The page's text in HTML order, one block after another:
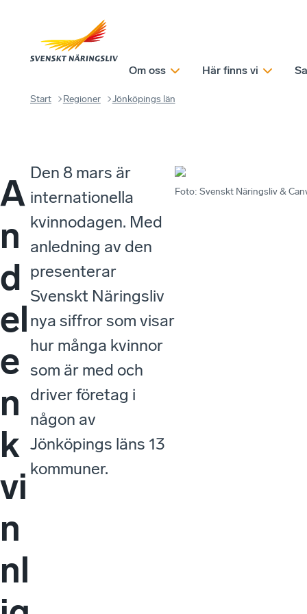
Om oss Här finns vi
Start Regioner Jönköpings län
A
n
d
el
e
n
k
vi
n
nl
Den 8 mars är
internationella
kvinnodagen. Med
anledning av den
presenterar
Svenskt Näringsliv
nya siffror som visar
hur många kvinnor
som är med och
driver företag i
någon av
Jönköpings läns 13
kommuner.
Foto: Svenskt Näringsliv &